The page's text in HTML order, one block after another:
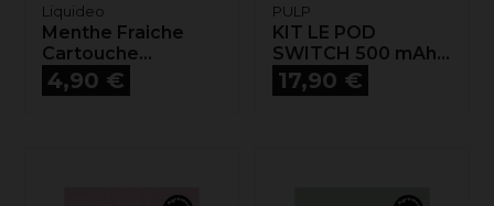
Liquideo
Menthe Fraiche
Cartouche...
Prix
4,90 €
PULP
KIT LE POD
SWITCH 500 mAh...
Prix
17,90 €